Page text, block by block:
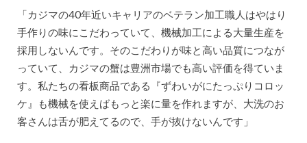
「カジマの40年近いキャリアのベテラン加工職人はやはり
手作りの味にこだわっていて、機械加工による大量生産を
採用しないんです。そのこだわりが味と高い品質につなが
っていて、カジマの蟹は豊洲市場でも高い評価を得ていま
す。私たちの看板商品である『ずわいがにたっぷりコロッ
ケ』も機械を使えばもっと楽に量を作れますが、大洗のお
客さんは舌が肥えてるので、手が抜けないんです」